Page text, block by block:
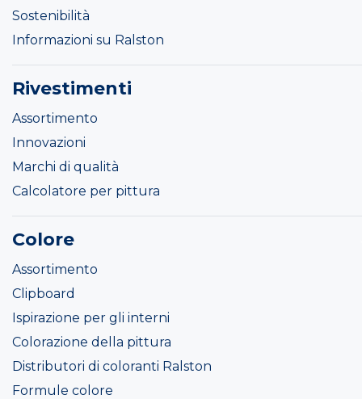
Sostenibilità
Informazioni su Ralston
Rivestimenti
Assortimento
Innovazioni
Marchi di qualità
Calcolatore per pittura
Colore
Assortimento
Clipboard
Ispirazione per gli interni
Colorazione della pittura
Distributori di coloranti Ralston
Formule colore